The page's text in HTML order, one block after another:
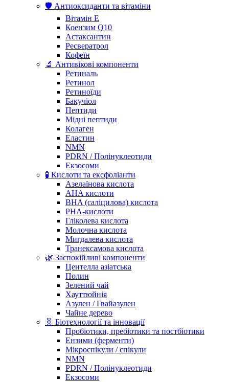
🛡️ Антиоксиданти та вітаміни
Вітамін Е
Коензим Q10
Астаксантин
Ресвератрол
Кофеїн
🔬 Антивікові компоненти
Ретиналь
Ретинол
Ретиноїди
Бакучіол
Пептиди
Мідні пептиди
Колаген
Еластин
NMN
PDRN / Полінуклеотиди
Екзосоми
🧪 Кислоти та ексфоліанти
Азелаїнова кислота
AHA кислоти
BHA (саліцилова) кислота
PHA-кислоти
Гліколева кислота
Молочна кислота
Мигдалева кислота
Транексамова кислота
🌿 Заспокійливі компоненти
Центелла азіатська
Полин
Зелений чай
Хауттюйнія
Азулен / Гвайазулен
Чайне дерево
🧬 Біотехнології та інновації
Пробіотики, пребіотики та постбіотики
Ензими (ферменти)
Мікроспікули / спікули
NMN
PDRN / Полінуклеотиди
Екзосоми